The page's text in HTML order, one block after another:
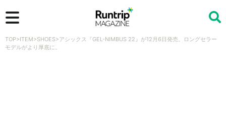
検索
TOP>ITEM>SHOES>アシックス『GEL-NIMBUS 22』が12月6日発売。ロングセラー
モデルがより厚底に。